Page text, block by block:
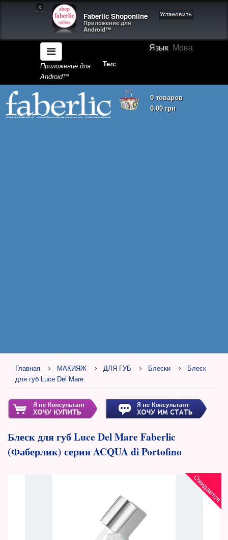
X
Faberlic Shoponline
Приложение для
Android™
Установить
Язык Мова
Приложение для
Android™
Тел:
0 товаров
0.00 грн
Корзина покупок пуста!
Главная МАКИЯЖ ДЛЯ ГУБ Блески
Блеск
для губ Luce Del Mare
Блеск для губ Luce Del Mare Faberlic
(Фаберлик) серия ACQUA di Portofino
Ожидается